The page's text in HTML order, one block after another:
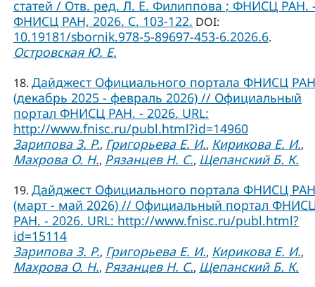
статей / Отв. ред. Л. Е. Филиппова ; ФНИСЦ РАН.
ФНИСЦ РАН, 2026. C. 103-122. DOI:
10.19181/sbornik.978-5-89697-453-6.2026.6.
Островская Ю. Е.
18. Дайджест Официального портала ФНИСЦ РАН
(декабрь 2025 - февраль 2026) // Официальный
портал ФНИСЦ РАН. - 2026. URL:
http://www.fnisc.ru/publ.html?id=14960
Зарипова З. Р., Григорьева Е. И., Кирикова Е. И.,
Махрова О. Н., Рязанцев Н. С., Щепанский Б. К.
19. Дайджест Официального портала ФНИСЦ РАН
(март - май 2026) // Официальный портал
РАН. - 2026. URL: http://www.fnisc.ru/publ.html?
id=15114
Зарипова З. Р., Григорьева Е. И., Кирикова Е. И.,
Махрова О. Н., Рязанцев Н. С., Щепанский Б. К.